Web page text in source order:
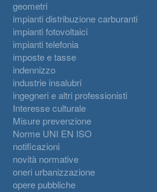
geometri
impianti distribuzione carburanti
impianti fotovoltaici
impianti telefonia
imposte e tasse
indennizzo
industrie insalubri
ingegneri e altri professionisti
Interesse culturale
Misure prevenzione
Norme UNI EN ISO
notificazioni
novità normative
oneri urbanizzazione
opere pubbliche